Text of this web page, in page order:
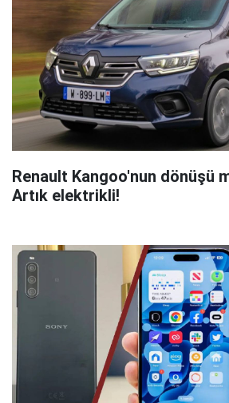
Renault Kangoo'nun dönüşü
Artık elektrikli!